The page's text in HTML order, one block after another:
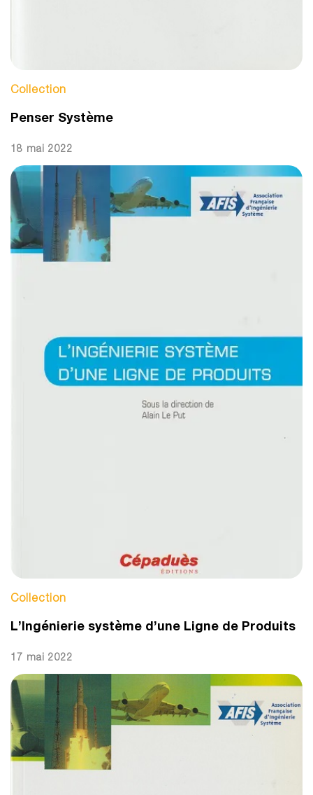
Collection
Penser Système
18 mai 2022
Collection
L’Ingénierie système d’une Ligne de Produits
17 mai 2022